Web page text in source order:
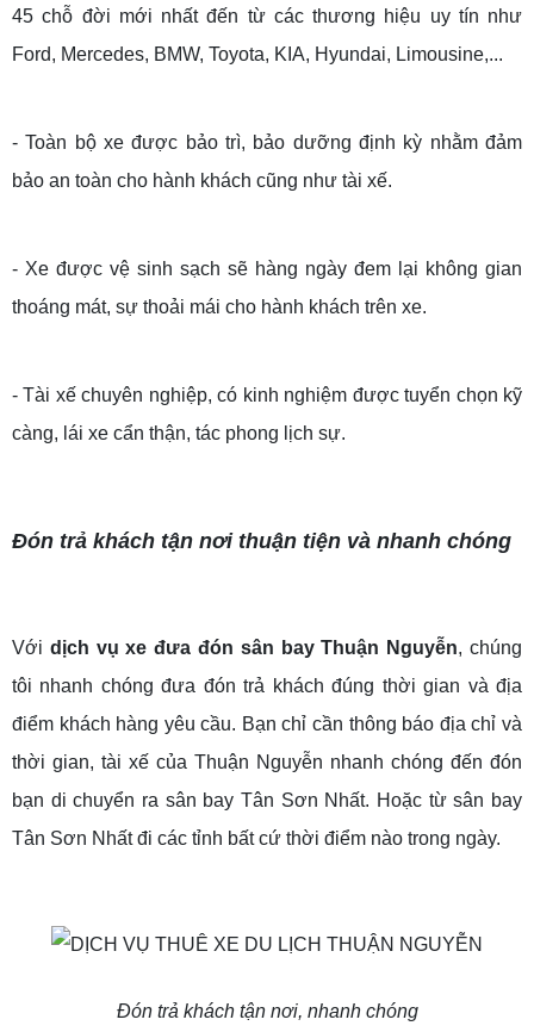
45 chỗ đời mới nhất đến từ các thương hiệu uy tín như
Ford, Mercedes, BMW, Toyota, KIA, Hyundai, Limousine,...
- Toàn bộ xe được bảo trì, bảo dưỡng định kỳ nhằm đảm
bảo an toàn cho hành khách cũng như tài xế.
- Xe được vệ sinh sạch sẽ hàng ngày đem lại không gian
thoáng mát, sự thoải mái cho hành khách trên xe.
- Tài xế chuyên nghiệp, có kinh nghiệm được tuyển chọn kỹ
càng, lái xe cẩn thận, tác phong lịch sự.
Đón trả khách tận nơi thuận tiện và nhanh chóng
Với dịch vụ xe đưa đón sân bay Thuận Nguyễn, chúng
tôi nhanh chóng đưa đón trả khách đúng thời gian và địa
điểm khách hàng yêu cầu. Bạn chỉ cần thông báo địa chỉ và
thời gian, tài xế của Thuận Nguyễn nhanh chóng đến đón
bạn di chuyển ra sân bay Tân Sơn Nhất. Hoặc từ sân bay
Tân Sơn Nhất đi các tỉnh bất cứ thời điểm nào trong ngày.
Đón trả khách tận nơi, nhanh chóng